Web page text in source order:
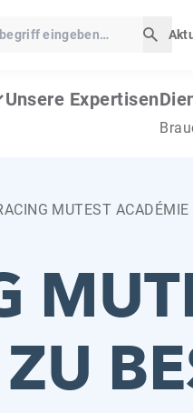
eingeben…
Unsere Expertisen
MUTEST